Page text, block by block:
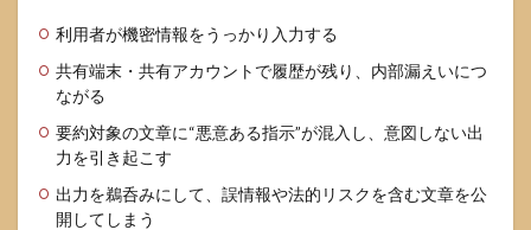
DeepSeek
は日本で
使っても
違法です
か
6.2
会社
のPC
利用者が機密情報をうっかり入力する
共有端末・共有アカウントで履歴が残り、内部漏えいにつ
ながる
要約対象の文章に“悪意ある指示”が混入し、意図しない出
力を引き起こす
出力を鵜呑みにして、誤情報や法的リスクを含む文章を公
開してしまう